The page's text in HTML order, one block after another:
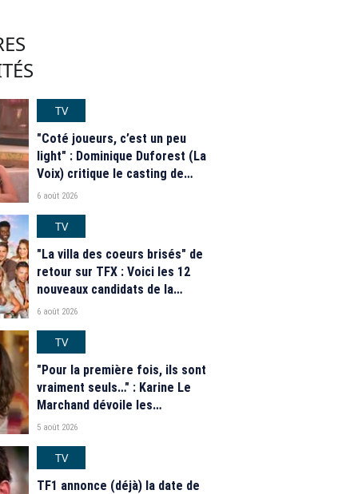
TV
"Coté joueurs, c’est un peu
light" : Dominique Duforest (La
Voix) critique le casting de
"Secret Story" 2026
6 août 2026
TV
"La villa des coeurs brisés" de
retour sur TFX : Voici les 12
nouveaux candidats de la
saison 2026
6 août 2026
TV
"Pour la première fois, ils sont
vraiment seuls…" : Karine Le
Marchand dévoile les
nouveautés des speed dating
2026
5 août 2026
TV
TF1 annonce (déjà) la date de